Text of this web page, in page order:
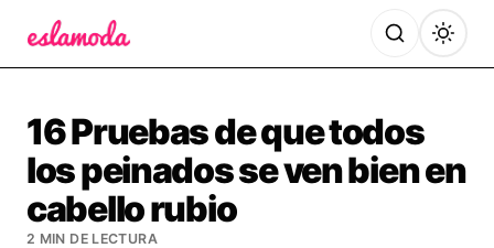
16 Pruebas de que todos
los peinados se ven bien en
cabello rubio
2 MIN DE LECTURA